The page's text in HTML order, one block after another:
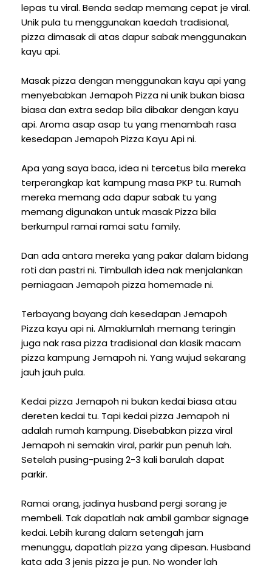
lepas tu viral. Benda sedap memang cepat je viral.
Unik pula tu menggunakan kaedah tradisional,
pizza dimasak di atas dapur sabak menggunakan
kayu api.
Masak pizza dengan menggunakan kayu api yang
menyebabkan Jemapoh Pizza ni unik bukan biasa
biasa dan extra sedap bila dibakar dengan kayu
api. Aroma asap asap tu yang menambah rasa
kesedapan Jemapoh Pizza Kayu Api ni.
Apa yang saya baca, idea ni tercetus bila mereka
terperangkap kat kampung masa PKP tu. Rumah
mereka memang ada dapur sabak tu yang
memang digunakan untuk masak Pizza bila
berkumpul ramai ramai satu family.
Dan ada antara mereka yang pakar dalam bidang
roti dan pastri ni. Timbullah idea nak menjalankan
perniagaan Jemapoh pizza homemade ni.
Terbayang bayang dah kesedapan Jemapoh
Pizza kayu api ni. Almaklumlah memang teringin
juga nak rasa pizza tradisional dan klasik macam
pizza kampung Jemapoh ni. Yang wujud sekarang
jauh jauh pula.
Kedai pizza Jemapoh ni bukan kedai biasa atau
dereten kedai tu. Tapi kedai pizza Jemapoh ni
adalah rumah kampung. Disebabkan pizza viral
Jemapoh ni semakin viral, parkir pun penuh lah.
Setelah pusing-pusing 2-3 kali barulah dapat
parkir.
Ramai orang, jadinya husband pergi sorang je
membeli. Tak dapatlah nak ambil gambar signage
kedai. Lebih kurang dalam setengah jam
menunggu, dapatlah pizza yang dipesan. Husband
kata ada 3 jenis pizza je pun. No wonder lah